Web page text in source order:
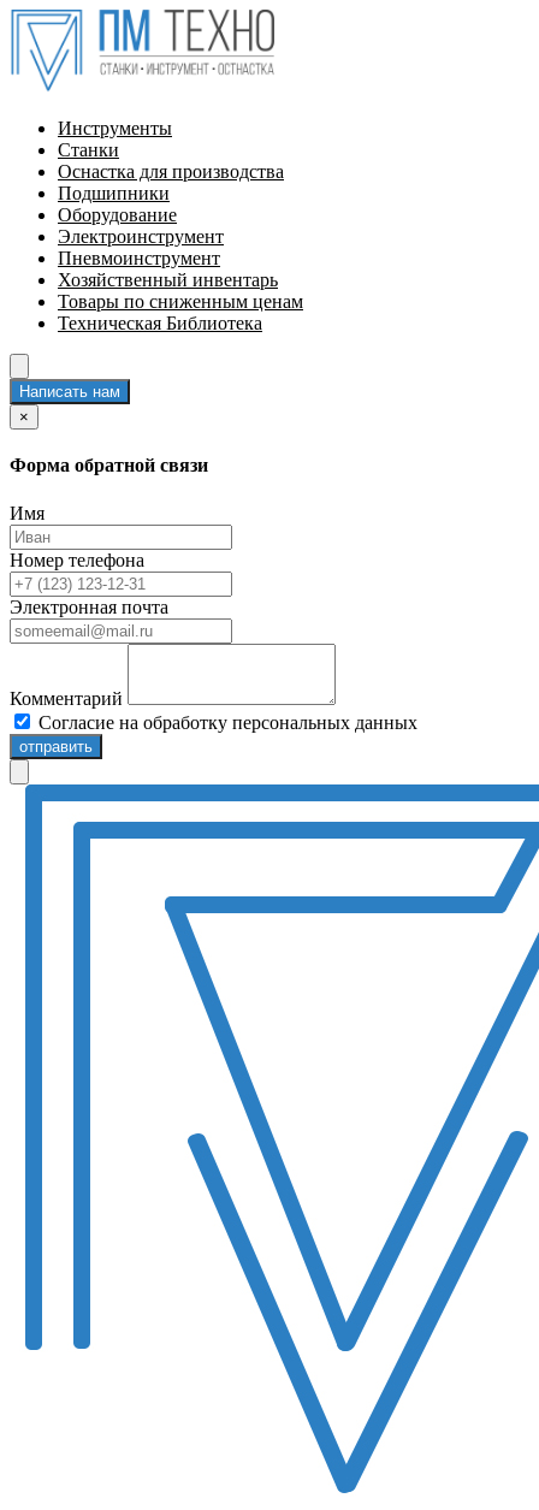
Инструменты
Станки
Оснастка для производства
Подшипники
Оборудование
Электроинструмент
Пневмоинструмент
Хозяйственный инвентарь
Товары по сниженным ценам
Техническая Библиотека
Написать нам
×
Форма обратной связи
Имя
Номер телефона
Электронная почта
Комментарий
Согласие на обработку персональных данных
отправить